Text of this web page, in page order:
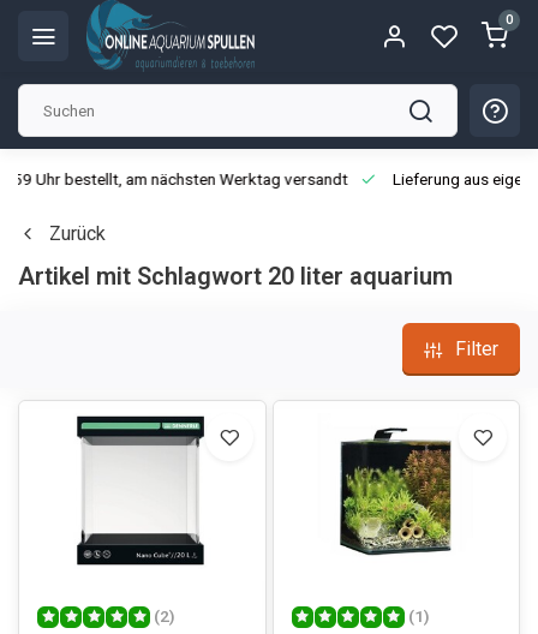
0
Uhr bestellt, am nächsten Werktag versandt Lieferung aus
Zurück
Artikel mit Schlagwort 20 liter aquarium
Filter
(2) (1)